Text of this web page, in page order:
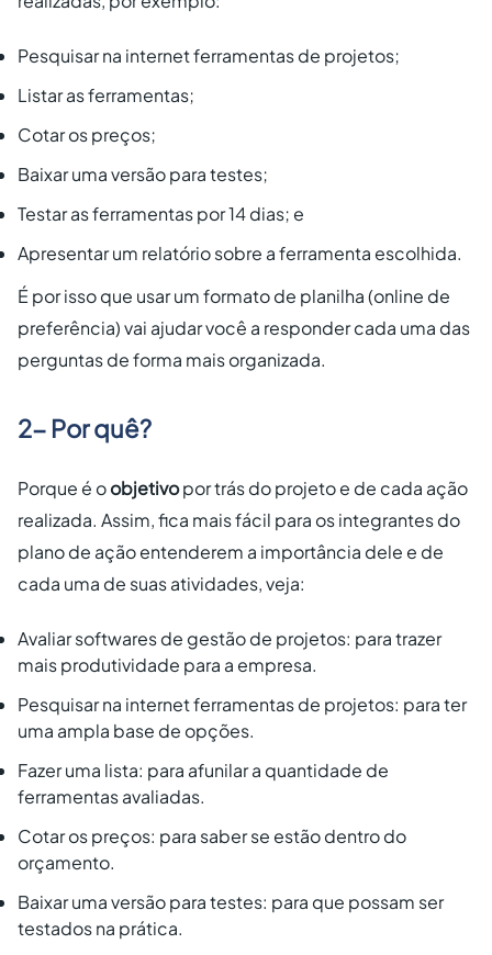
Pesquisar na internet ferramentas de projetos;
Listar as ferramentas;
Cotar os preços;
Baixar uma versão para testes;
Testar as ferramentas por 14 dias; e
Apresentar um relatório sobre a ferramenta escolhida.
É por isso que usar um formato de planilha (online de
preferência) vai ajudar você a responder cada uma das
perguntas de forma mais organizada.
2- Por quê?
Porque é oobjetivopor trás do projeto e de cada ação
realizada. Assim, fica mais fácil para os integrantes do
plano de ação entenderem a importância dele e de
cada uma de suas atividades, veja:
Avaliar softwares de gestão de projetos: para trazer
mais produtividade para a empresa.
Pesquisar na internet ferramentas de projetos: para ter
uma ampla base de opções.
Fazer uma lista: para afunilar a quantidade de
ferramentas avaliadas.
Cotar os preços: para saber se estão dentro do
orçamento.
Baixar uma versão para testes: para que possam ser
testados na prática.